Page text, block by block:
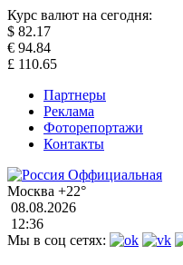
Курс валют на сегодня:
$ 82.17
€ 94.84
£ 110.65
Партнеры
Реклама
Фоторепортажи
Контакты
Москва +22°
08.08.2026
12:36
Мы в соц сетях: